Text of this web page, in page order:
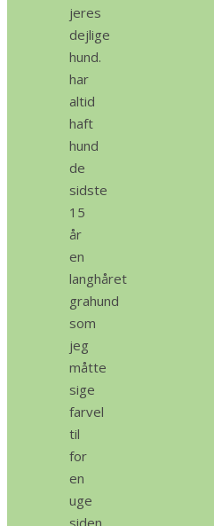
jeres
dejlige
hund.
har
altid
haft
hund
de
sidste
15
år
en
langhåret
grahund
som
jeg
måtte
sige
farvel
til
for
en
uge
siden